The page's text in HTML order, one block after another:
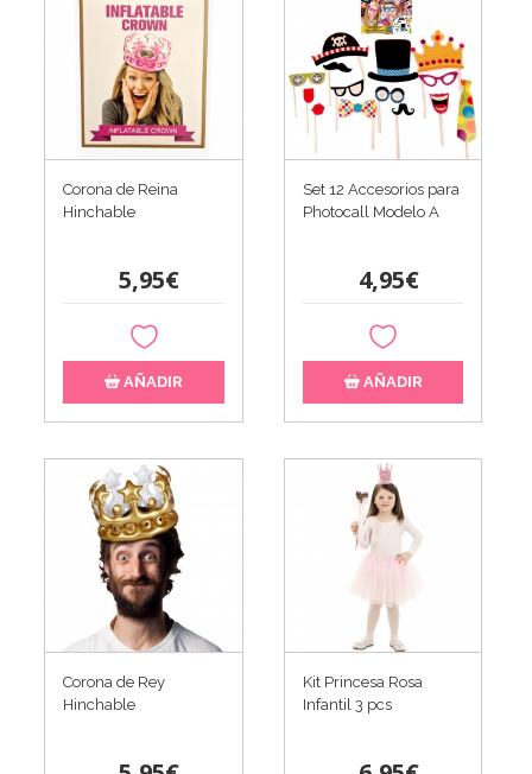
Corona de Reina
Hinchable
5,95€
AÑADIR
Set 12 Accesorios para
Photocall Modelo A
4,95€
AÑADIR
Corona de Rey
Hinchable
Kit Princesa Rosa
Infantil 3 pcs